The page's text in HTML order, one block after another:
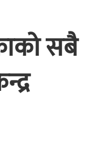
सबै